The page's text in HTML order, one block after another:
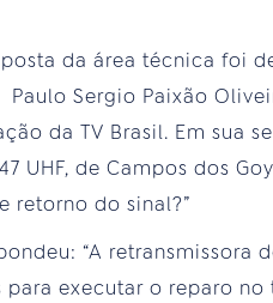
da área técnica foi
Sergio Paixão
da TV Brasil. Em sua
UHF, de Campos dos
retorno do sinal?”
“A retransmissora
executar o reparo no